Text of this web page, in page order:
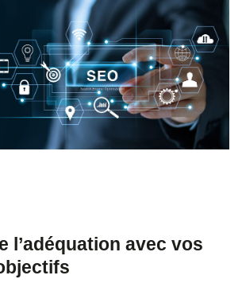
l’adéquation avec vos